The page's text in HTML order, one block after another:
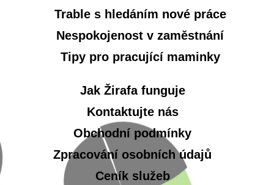
Trable s hledáním nové práce
Nespokojenost v zaměstnání
Tipy pro pracující maminky
Jak Žirafa funguje
Kontaktujte nás
Obchodní podmínky
Zpracování osobních údajů
Ceník služeb